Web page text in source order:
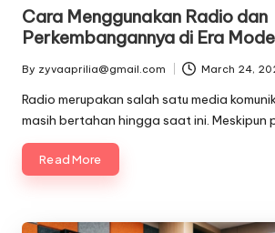
Cara Menggunakan Radio dan
Perkembangannya di Era
Posted
by
By zyvaaprilia@gmail.com March 24,
Radio merupakan salah satu media
masih bertahan hingga saat ini. Meskipun
Read More